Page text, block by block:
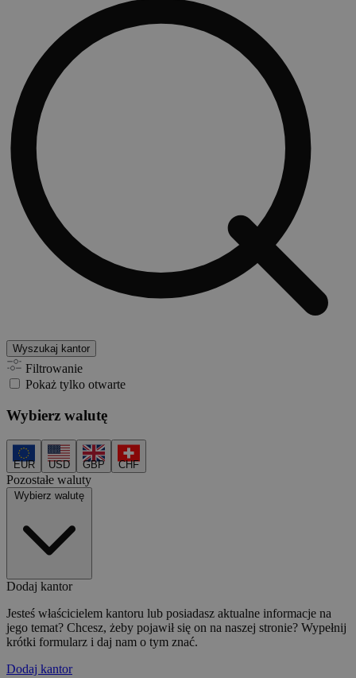
Wyszukaj kantor
Filtrowanie
Pokaż tylko otwarte
Wybierz walutę
EUR USD GBP CHF
Pozostałe waluty
Wybierz walutę
Dodaj kantor
Jesteś właścicielem kantoru lub posiadasz aktualne informacje na
jego temat? Chcesz, żeby pojawił się on na naszej stronie? Wypełnij
krótki formularz i daj nam o tym znać.
Dodaj kantor